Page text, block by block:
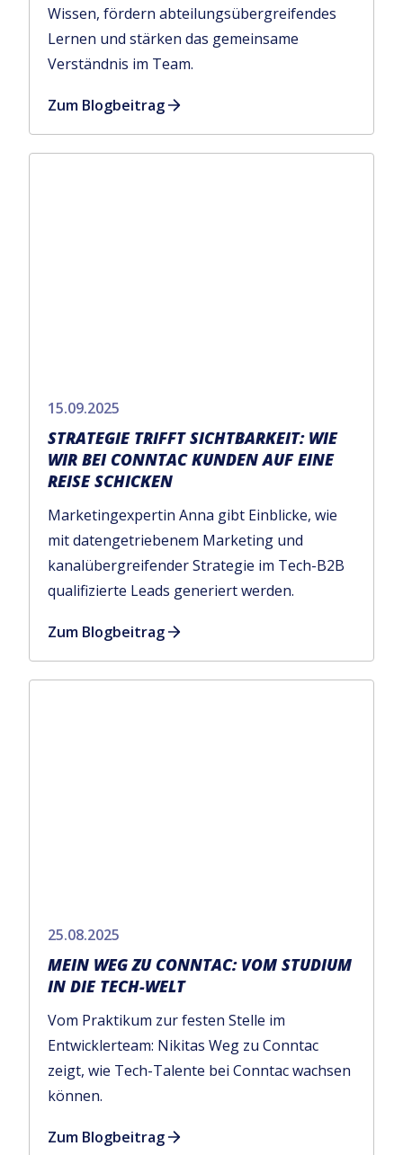
Wissen, fördern abteilungsübergreifendes
Lernen und stärken das gemeinsame
Verständnis im Team.
Zum Blogbeitrag
15.09.2025
STRATEGIE TRIFFT SICHTBARKEIT: WIE
WIR BEI CONNTAC KUNDEN AUF EINE
REISE SCHICKEN
Marketingexpertin Anna gibt Einblicke, wie
mit datengetriebenem Marketing und
kanalübergreifender Strategie im Tech-B2B
qualifizierte Leads generiert werden.
Zum Blogbeitrag
25.08.2025
MEIN WEG ZU CONNTAC: VOM STUDIUM
IN DIE TECH-WELT
Vom Praktikum zur festen Stelle im
Entwicklerteam: Nikitas Weg zu Conntac
zeigt, wie Tech-Talente bei Conntac wachsen
können.
Zum Blogbeitrag